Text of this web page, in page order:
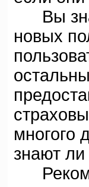
Вы
новых
многого
знают ли